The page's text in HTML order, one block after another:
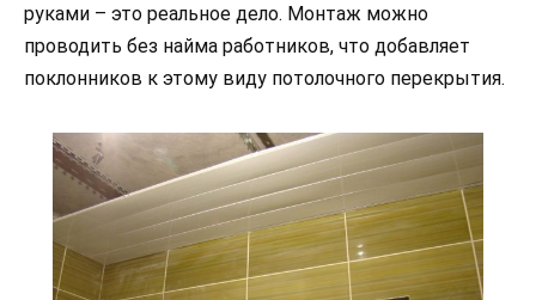
руками – это реальное дело. Монтаж можно
проводить без найма работников, что добавляет
поклонников к этому виду потолочного перекрытия.